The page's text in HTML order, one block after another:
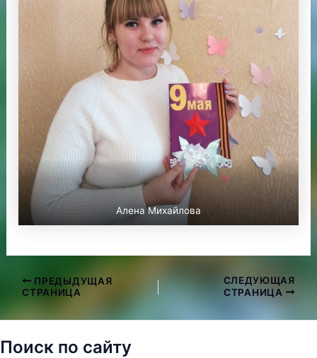
Алена Михайлова
Навигация
записям
ПРЕДЫДУЩАЯ
СТРАНИЦА
СЛЕДУЮЩАЯ
СТРАНИЦА
Поиск по сайту